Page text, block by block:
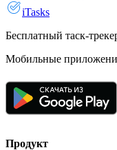
iTasks
Бесплатный таск-
Мобильные
Продукт